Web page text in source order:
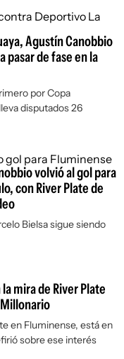
Agustín Canobbio
pasar de fase en la
por Copa
disputados 26
volvió al gol para
con River Plate de
Bielsa sigue siendo
mira de River Plate
en Fluminense, está en
sobre ese interés